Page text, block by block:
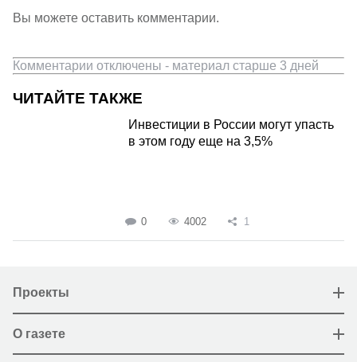
Вы можете оставить комментарии.
Комментарии отключены - материал старше 3 дней
ЧИТАЙТЕ ТАКЖЕ
Инвестиции в России могут упасть
в этом году еще на 3,5%
0 4002 1
Проекты
О газете